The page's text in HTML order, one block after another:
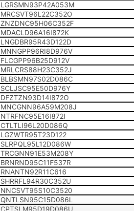
LGRSMN93P42A053M
MRCSVT96L22C352O
ZNZDNC95H06C352F
MDACLD96A16I872K
LNGDBR95R43D122D
MNNGPP96RI8D976V
FLCGPP96B25D912V
MRLCRS88H23C352J
BLBSMN97S02D086C
SCLJSC95E50D976Y
DFZTZN93D14I872O
MNCGNN96A59M208J
NTRFNC95E16I872I
CTLTLI96L20D086Q
LGZWTR95T23D122
SLRPQL95L12D086W
TRCGNN91E53M208Y
BRNRND95C11F537R
RNANTN92R11C616
SHRRFL94R30C352U
NNCSVT95S10C3520
QNTLSN95C15D086L
CPTSLM95D19D086U